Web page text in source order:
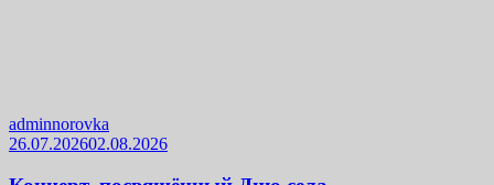
adminnorovka
26.07.202602.08.2026